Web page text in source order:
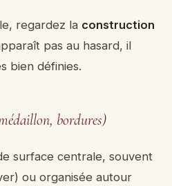
regardez la construction
pas au hasard, il
bien définies.
bordures)
surface centrale, souvent
ou organisée autour